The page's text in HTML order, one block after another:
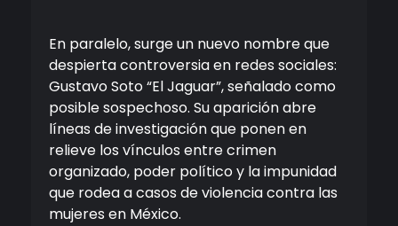
En paralelo, surge un nuevo nombre que
despierta controversia en redes sociales:
Gustavo Soto “El Jaguar”, señalado como
posible sospechoso. Su aparición abre
líneas de investigación que ponen en
relieve los vínculos entre crimen
organizado, poder político y la impunidad
que rodea a casos de violencia contra las
mujeres en México.